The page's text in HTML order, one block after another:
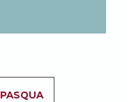
PASQUA